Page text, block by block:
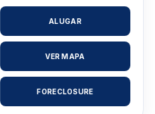
ALUGAR
VER MAPA
FORECLOSURE